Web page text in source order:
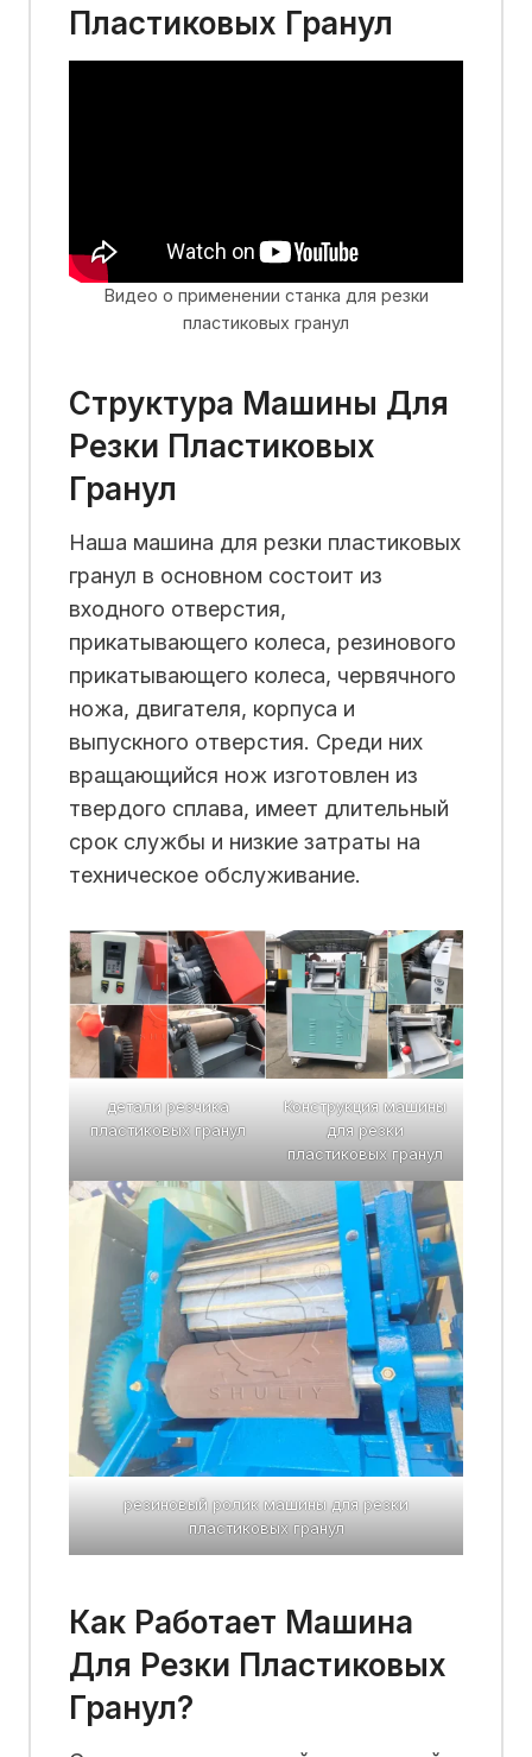
Пластиковых Гранул
Видео о применении станка для резки
пластиковых гранул
Структура Машины Для
Резки Пластиковых
Гранул
Наша машина для резки пластиковых
гранул в основном состоит из
входного отверстия,
прикатывающего колеса, резинового
прикатывающего колеса, червячного
ножа, двигателя, корпуса и
выпускного отверстия. Среди них
вращающийся нож изготовлен из
твердого сплава, имеет длительный
срок службы и низкие затраты на
техническое обслуживание.
детали резчика
пластиковых гранул
Конструкция машины
для резки
пластиковых гранул
резиновый ролик машины для резки
пластиковых гранул
Как Работает Машина
Для Резки Пластиковых
Гранул?